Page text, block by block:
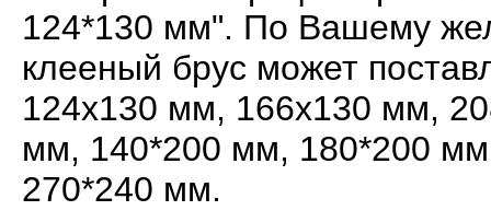
124*130 мм". По Вашему
клееный брус может
124х130 мм, 166х130 мм,
мм, 140*200 мм, 180*200
270*240 мм.